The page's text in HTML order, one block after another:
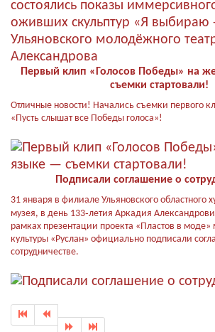
Первый клип «Голосов Победы» на
съемки стартовали!
Отличные новости! Начались съемки первого
«Пусть слышат все Победы голоса»!
Подписали соглашение о
31 января в филиале Ульяновского областного
музея, в день 133‑летия Аркадия
рамках презентации проекта «Пластов в
культуры «Руслан» официально подписали
сотрудничестве.